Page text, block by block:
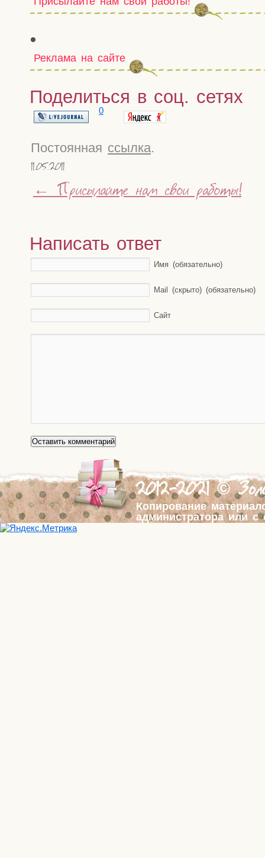
Реклама на сайте
Поделиться в соц. сетях
0
Постоянная ссылка.
11.05.2011
←Присылайте нам свои работы!
Написать ответ
Имя (обязательно)
Mail (скрыто) (обязательно)
Сайт
2012-2021 ©
Копирование
администратора или с